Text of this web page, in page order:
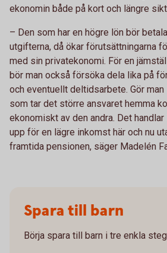
ekonomin både på kort och längre
– Den som har en högre lön bör
utgifterna, då ökar förutsättningarna
med sin privatekonomi. För en
bör man också försöka dela lika på
och eventuellt deltidsarbete. Gör
som tar det större ansvaret hemma
ekonomiskt av den andra. Det
upp för en lägre inkomst här och nu
framtida pensionen, säger Madelén
Spara till barn
Börja spara till barn i tre enkla